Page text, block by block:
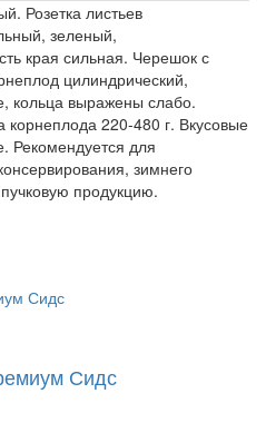
Розетка листьев
зеленый,
края сильная. Черешок с
цилиндрический,
кольца выражены слабо.
220-480 г. Вкусовые
Рекомендуется для
зимнего
продукцию.
Сидс